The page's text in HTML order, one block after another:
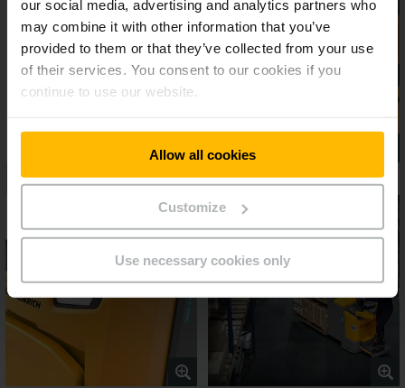
our social media, advertising and analytics partners who
may combine it with other information that you’ve
provided to them or that they’ve collected from your use
of their services. You consent to our cookies if you
continue to use our website.
Allow all cookies
Customize
Use necessary cookies only